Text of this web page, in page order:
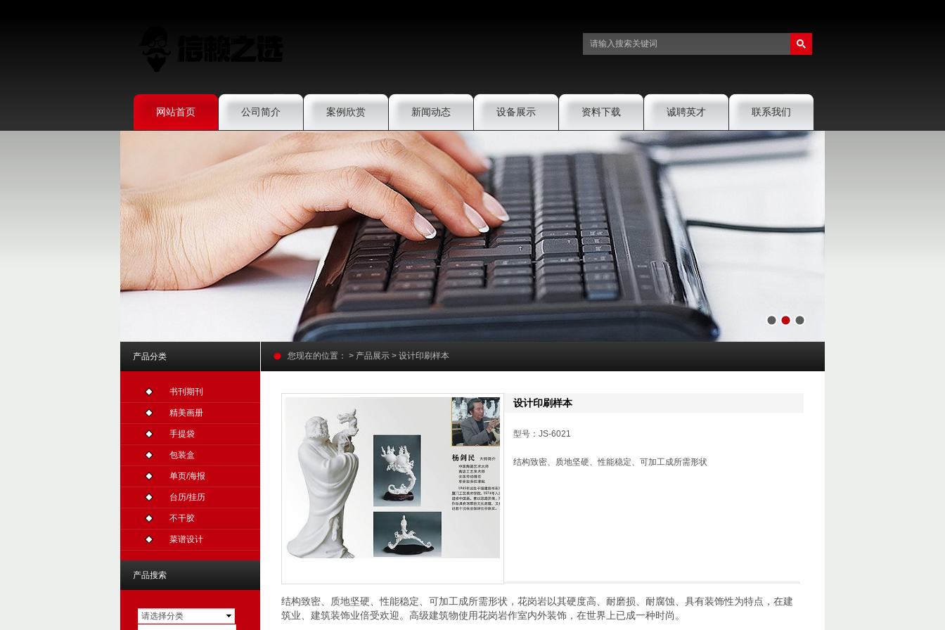
网站首页 公司简介 案例欣赏 新闻动态 设备展示 资料下载 诚聘英才 联系我们
产品搜索
请选择分类
您现在的位置： > 产品展示 > 设计印刷样本
设计印刷样本
型号：JS-6021
结构致密、质地坚硬、性能稳定、可加工成所需形状
结构致密、质地坚硬、性能稳定、可加工成所需形状，花岗岩以其硬度高、耐磨损、耐腐蚀、具有装饰性为特点，在建
筑业、建筑装饰业倍受欢迎。高级建筑物使用花岗岩作室内外装饰，在世界上已成一种时尚。
产品分类
书刊期刊
精美画册
手提袋
包装盒
单页/海报
台历/挂历
不干胶
菜谱设计